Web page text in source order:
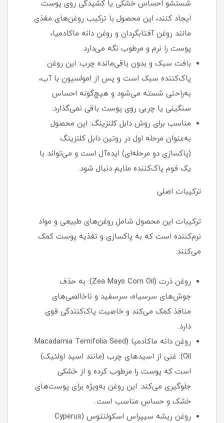
شستشو احساس خشکی یا کشیدگی روی پوست
ایجاد کنند، این محصول با ترکیب روغن‌های مغذی
مانند روغن آفتابگردان و روغن دانه ماکادمیا،
پوست را نرم و مرطوب نگه می‌دارد.
بافت سبک و بدون باقی‌مانده چرب: این روغن
پاک‌کننده سبک است و پس از امولسیون با آب،
به‌راحتی شسته می‌شود و هیچ‌گونه احساس
سنگینی یا چربی روی پوست باقی نمی‌گذارد.
مناسب برای روش دابل کلنزینگ: این محصول
به‌عنوان مرحله اول در روتین دابل کلنزینگ
(پاکسازی دو مرحله‌ای) ایده‌آل است و می‌تواند با
یک فوم پاک‌کننده ملایم دنبال شود.
ترکیبات اصلی
ترکیبات این محصول شامل روغن‌های طبیعی و مواد
نرم‌کننده است که به پاکسازی و تغذیه پوست کمک
می‌کنند:
روغن ذرت (Zea Mays Corn Oil): به حذف
جوش‌های سرسیاه، سرسفید و ناخالصی‌های
منافذ کمک می‌کند و خاصیت پاک‌کنندگی قوی
دارد.
روغن دانه ماکادمیا (Macadamia Ternifolia Seed
Oil): غنی از اسیدهای چرب (مانند اسید اولئیک)
است که پوست را مرطوب کرده و از خشکی
جلوگیری می‌کند. این روغن به‌ویژه برای پوست‌های
خشک و حساس مناسب است.
روغن ریشه سیپراس اسکولنتوس (Cyperus